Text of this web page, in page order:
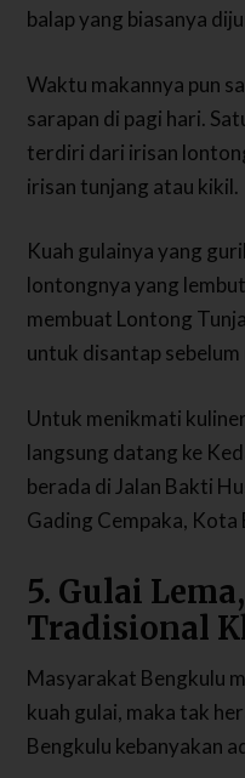
balap yang biasanya
Waktu makannya pun
sarapan di pagi hari.
terdiri dari irisan
irisan tunjang atau kikil.
Kuah gulainya yang
lontongnya yang
membuat Lontong
untuk disantap
Untuk menikmati
langsung datang ke
berada di Jalan Bakti
Gading Cempaka,
5. Gulai
Tradisional
Masyarakat Bengkulu
kuah gulai, maka tak
Bengkulu kebanyakan